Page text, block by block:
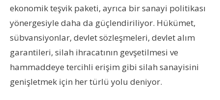
ekonomik teşvik paketi, ayrıca bir sanayi politikası
yönergesiyle daha da güçlendiriliyor. Hükümet,
sübvansiyonlar, devlet sözleşmeleri, devlet alım
garantileri, silah ihracatının gevşetilmesi ve
hammaddeye tercihli erişim gibi silah sanayisini
genişletmek için her türlü yolu deniyor.